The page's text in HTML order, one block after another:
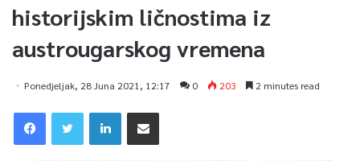
historijskim ličnostima iz
austrougarskog vremena
Ponedjeljak, 28 Juna 2021, 12:17 0 203 2 minutes read